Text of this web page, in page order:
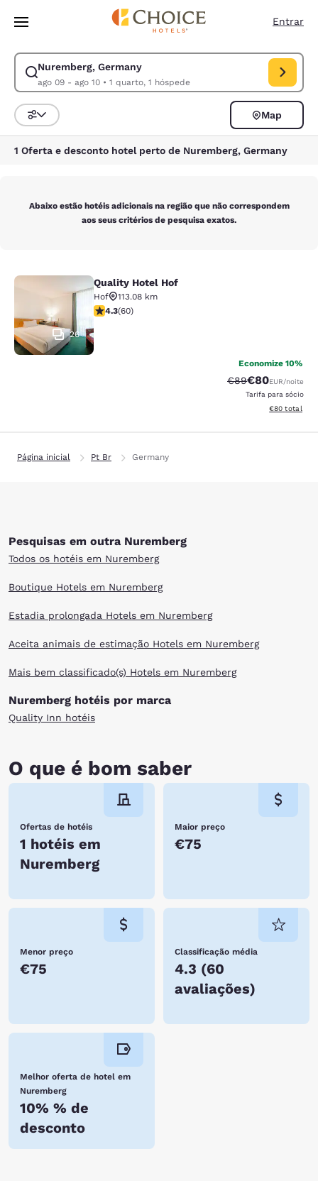
Pular Para Conteúdo Principal
Entrar
Nuremberg, Germany
ago 09 - ago 10• 1 quarto, 1 hóspede
Modificar pesquisa para Nuremberg, Germany. Data de check-in ago
Classificar e filtrar
Map
1 Oferta e desconto hotel perto de Nuremberg, Germany
Abaixo estão hotéis adicionais na região que não correspondem
aos seus critérios de pesquisa exatos.
Quality Hotel Hof
26
Quality Hotel Hof
Hof
113.08 km
classificação 4.35 estrelas. Excelente. 60 avaliações
4.3(60)
Economize 10%
Tarifa anterior
€89Tarifa com
€80EUR/noite
Tarifa para sócio
Exibir
€80 total
Página inicial Pt Br Germany
Pesquisas em outra Nuremberg
Todos os hotéis em Nuremberg
Boutique Hotels em Nuremberg
Estadia prolongada Hotels em Nuremberg
Aceita animais de estimação Hotels em Nuremberg
Mais bem classificado(s) Hotels em Nuremberg
Nuremberg hotéis por marca
Quality Inn hotéis
O que é bom saber
Ofertas de hotéis
1 hotéis em
Nuremberg
Maior preço
€75
Menor preço
€75
Classificação média
4.3 (60
avaliações)
Melhor oferta de hotel em
Nuremberg
10% % de
desconto